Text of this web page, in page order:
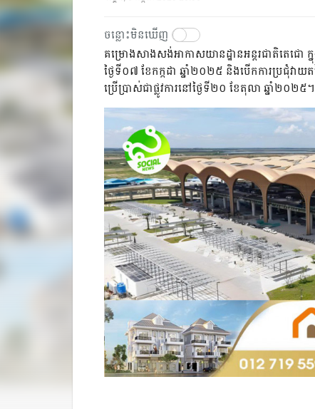
ចន្លោះមិនឃើញ
គម្រោងសាងសង់អាកាសយានដ្ឋានអន្តរជាតិតេ
ថ្ងៃទី០៧ ខែកក្កដា ឆ្នាំ២០២៥ និងបើកការប្រជុំវាយ
ប្រើប្រាស់ជាផ្លូវការនៅថ្ងៃទី២០ ខែតុលា ឆ្នាំ២០២៥។